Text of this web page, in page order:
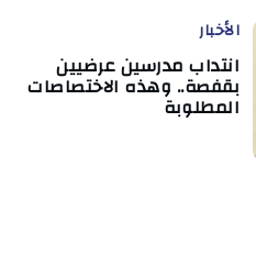
الأخبار
انتداب مدرسين عرضيين
بقفصة.. وهذه الاختصاصات
المطلوبة